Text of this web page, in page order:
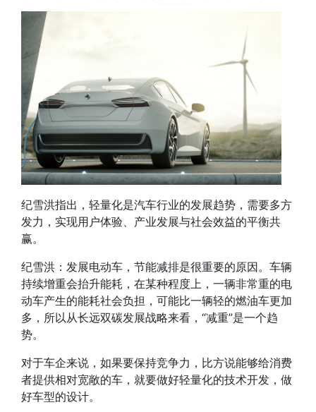
纪雪洪指出，轻量化是汽车行业的发展趋势，需要多方
发力，实现用户体验、产业发展与社会效益的平衡共
赢。
纪雪洪： 发展电动车，节能减排是很重要的原因。车辆
持续增重会抬升能耗，在某种程度上，一辆非常重的电
动车产生的能耗社会负担，可能比一辆轻的燃油车更加
多，所以从长远双碳发展战略来看， “减重”是一个趋
势。
对于车企来说，如果要保持竞争力，比方说能够给消费
者提供相对宽敞的车，就要做好轻量化的技术开发，做
好车型的设计。